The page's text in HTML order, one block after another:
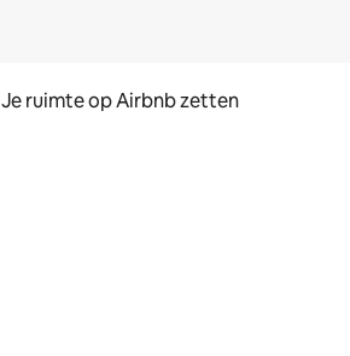
Je ruimte op Airbnb zetten